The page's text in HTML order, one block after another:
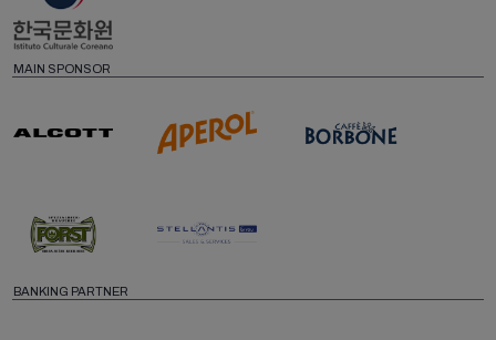
MAIN SPONSOR
BANKING PARTNER